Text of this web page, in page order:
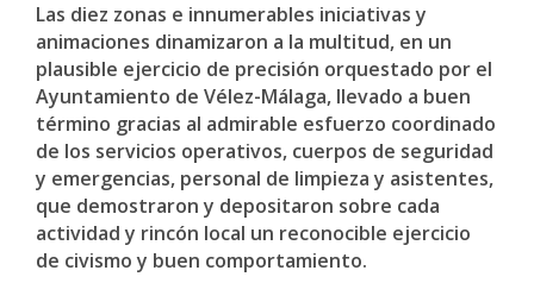
Las diez zonas e innumerables iniciativas y
animaciones dinamizaron a la multitud, en un
plausible ejercicio de precisión orquestado por el
Ayuntamiento de Vélez-Málaga, llevado a buen
término gracias al admirable esfuerzo coordinado
de los servicios operativos, cuerpos de seguridad
y emergencias, personal de limpieza y asistentes,
que demostraron y depositaron sobre cada
actividad y rincón local un reconocible ejercicio
de civismo y buen comportamiento.